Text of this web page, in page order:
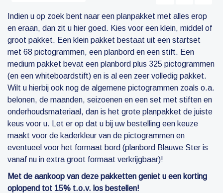
Indien u op zoek bent naar een planpakket met alles erop
en eraan, dan zit u hier goed. Kies voor een klein, middel of
groot pakket. Een klein pakket bestaat uit een startset
met 68 pictogrammen, een planbord en een stift. Een
medium pakket bevat een planbord plus 325 pictogrammen
(en een whiteboardstift) en is al een zeer volledig pakket.
Wilt u hierbij ook nog de algemene pictogrammen zoals o.a.
belonen, de maanden, seizoenen en een set met stiften en
onderhoudsmateriaal, dan is het grote planpakket de juiste
keus voor u. Let er op dat u bij uw bestelling een keuze
maakt voor de kaderkleur van de pictogrammen en
eventueel voor het formaat bord (planbord Blauwe Ster is
vanaf nu in extra groot formaat verkrijgbaar)!
Met de aankoop van deze pakketten geniet u een korting
oplopend tot 15% t.o.v. los bestellen!